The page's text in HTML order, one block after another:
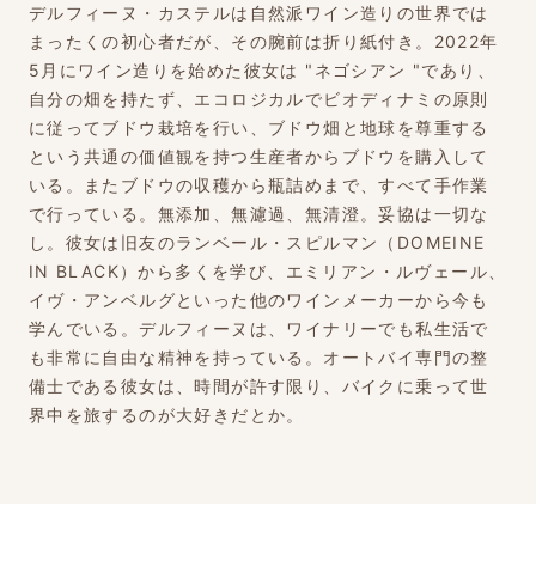
デルフィーヌ・カステルは自然派ワイン造りの世界では
まったくの初心者だが、その腕前は折り紙付き。2022年
5月にワイン造りを始めた彼女は "ネゴシアン "であり、
自分の畑を持たず、エコロジカルでビオディナミの原則
に従ってブドウ栽培を行い、ブドウ畑と地球を尊重する
という共通の価値観を持つ生産者からブドウを購入して
いる。またブドウの収穫から瓶詰めまで、すべて手作業
で行っている。無添加、無濾過、無清澄。妥協は一切な
し。彼女は旧友のランベール・スピルマン（DOMEINE
IN BLACK）から多くを学び、エミリアン・ルヴェール、
イヴ・アンベルグといった他のワインメーカーから今も
学んでいる。デルフィーヌは、ワイナリーでも私生活で
も非常に自由な精神を持っている。オートバイ専門の整
備士である彼女は、時間が許す限り、バイクに乗って世
界中を旅するのが大好きだとか。